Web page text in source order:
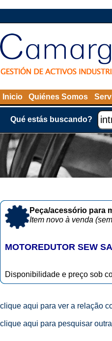
Inicio Quiénes Somos
Qué estás buscando?
Peça/acessório para
Item novo à venda
MOTOREDUTOR SEW
Disponibilidade e preço sob
clique aqui para ver a relação
clique aqui para pesquisar